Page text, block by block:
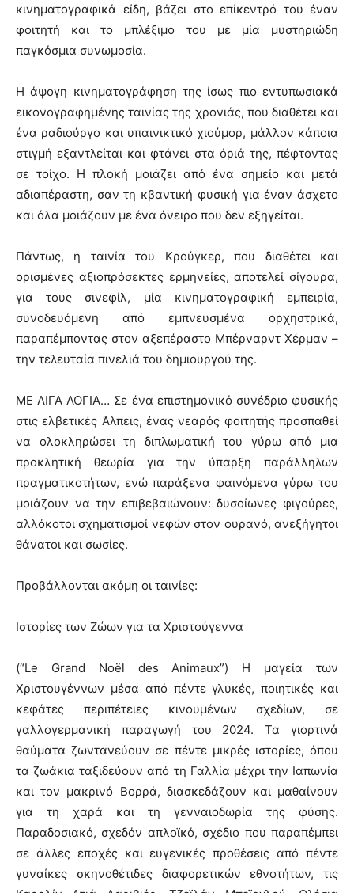
κινηματογραφικά είδη, βάζει στο επίκεντρό του έναν
φοιτητή και το μπλέξιμο του με μία μυστηριώδη
παγκόσμια συνωμοσία.
Η άψογη κινηματογράφηση της ίσως πιο εντυπωσιακά
εικονογραφημένης ταινίας της χρονιάς, που διαθέτει και
ένα ραδιούργο και υπαινικτικό χιούμορ, μάλλον κάποια
στιγμή εξαντλείται και φτάνει στα όριά της, πέφτοντας
σε τοίχο. Η πλοκή μοιάζει από ένα σημείο και μετά
αδιαπέραστη, σαν τη κβαντική φυσική για έναν άσχετο
και όλα μοιάζουν με ένα όνειρο που δεν εξηγείται.
Πάντως, η ταινία του Κρούγκερ, που διαθέτει και
ορισμένες αξιοπρόσεκτες ερμηνείες, αποτελεί σίγουρα,
για τους σινεφίλ, μία κινηματογραφική εμπειρία,
συνοδευόμενη από εμπνευσμένα ορχηστρικά,
παραπέμποντας στον αξεπέραστο Μπέρναρντ Χέρμαν –
την τελευταία πινελιά του δημιουργού της.
ΜΕ ΛΙΓΑ ΛΟΓΙΑ… Σε ένα επιστημονικό συνέδριο φυσικής
στις ελβετικές Άλπεις, ένας νεαρός φοιτητής προσπαθεί
να ολοκληρώσει τη διπλωματική του γύρω από μια
προκλητική θεωρία για την ύπαρξη παράλληλων
πραγματικοτήτων, ενώ παράξενα φαινόμενα γύρω του
μοιάζουν να την επιβεβαιώνουν: δυσοίωνες φιγούρες,
αλλόκοτοι σχηματισμοί νεφών στον ουρανό, ανεξήγητοι
θάνατοι και σωσίες.
Προβάλλονται ακόμη οι ταινίες:
Ιστορίες των Ζώων για τα Χριστούγεννα
(“Le Grand Noël des Animaux”) Η μαγεία των
Χριστουγέννων μέσα από πέντε γλυκές, ποιητικές και
κεφάτες περιπέτειες κινουμένων σχεδίων, σε
γαλλογερμανική παραγωγή του 2024. Τα γιορτινά
θαύματα ζωντανεύουν σε πέντε μικρές ιστορίες, όπου
τα ζωάκια ταξιδεύουν από τη Γαλλία μέχρι την Ιαπωνία
και τον μακρινό Βορρά, διασκεδάζουν και μαθαίνουν
για τη χαρά και τη γενναιοδωρία της φύσης.
Παραδοσιακό, σχεδόν απλοϊκό, σχέδιο που παραπέμπει
σε άλλες εποχές και ευγενικές προθέσεις από πέντε
γυναίκες σκηνοθέτιδες διαφορετικών εθνοτήτων, τις